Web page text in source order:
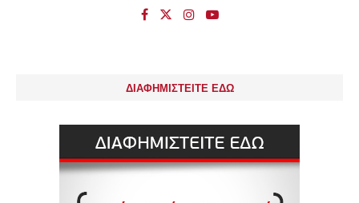
ΔΙΑΦΗΜΙΣΤΕΙΤΕ ΕΔΩ